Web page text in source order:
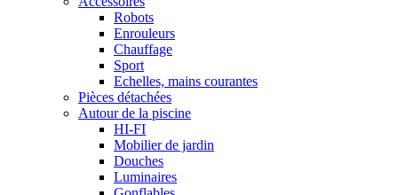
Robots
Enrouleurs
Chauffage
Sport
Echelles, mains courantes
Pièces détachées
Autour de la piscine
HI-FI
Mobilier de jardin
Douches
Luminaires